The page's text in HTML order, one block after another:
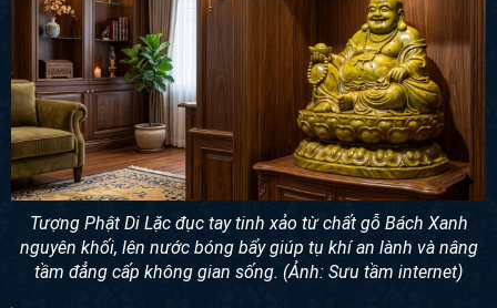
Tượng Phật Di Lặc đục tay tinh xảo từ chất gỗ Bách Xanh
nguyên khối, lên nước bóng bẩy giúp tụ khí an lành và nâng
tầm đẳng cấp không gian sống. (Ảnh: Sưu tầm internet)